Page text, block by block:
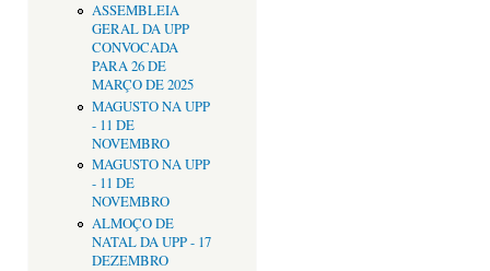
ASSEMBLEIA
GERAL DA UPP
CONVOCADA
PARA 26 DE
MARÇO DE 2025
MAGUSTO NA UPP
- 11 DE
NOVEMBRO
MAGUSTO NA UPP
- 11 DE
NOVEMBRO
ALMOÇO DE
NATAL DA UPP - 17
DEZEMBRO